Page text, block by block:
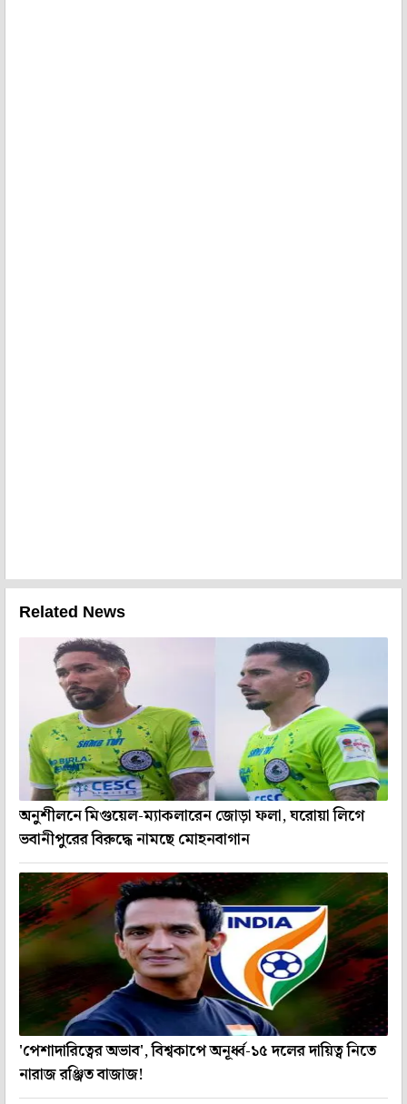
Related News
অনুশীলনে মিগুয়েল-ম্যাকলারেন জোড়া ফলা, ঘরোয়া লিগে
ভবানীপুরের বিরুদ্ধে নামছে মোহনবাগান
'পেশাদারিত্বের অভাব', বিশ্বকাপে অনূর্ধ্ব-১৫ দলের দায়িত্ব নিতে
নারাজ রঞ্জিত বাজাজ!